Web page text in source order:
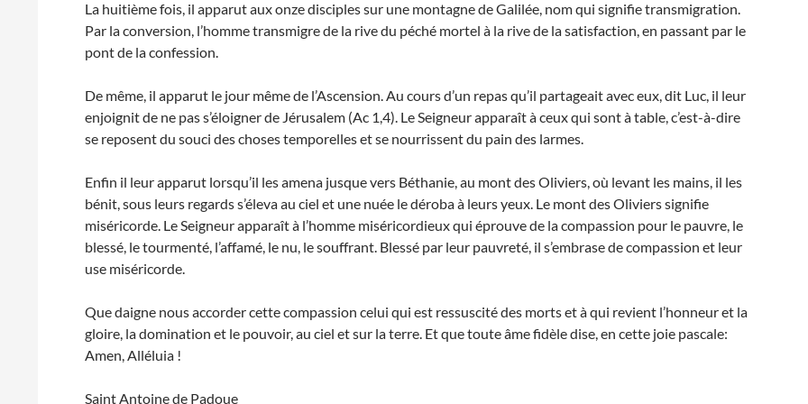
La huitième fois, il apparut aux onze disciples sur une montagne de Galilée, nom qui signifie transmigration.
Par la conversion, l’homme transmigre de la rive du péché mortel à la rive de la satisfaction, en passant par le
pont de la confession.
De même, il apparut le jour même de l’Ascension. Au cours d’un repas qu’il partageait avec eux, dit Luc, il leur
enjoignit de ne pas s’éloigner de Jérusalem (Ac 1,4). Le Seigneur apparaît à ceux qui sont à table, c’est-à-dire
se reposent du souci des choses temporelles et se nourrissent du pain des larmes.
Enfin il leur apparut lorsqu’il les amena jusque vers Béthanie, au mont des Oliviers, où levant les mains, il les
bénit, sous leurs regards s’éleva au ciel et une nuée le déroba à leurs yeux. Le mont des Oliviers signifie
miséricorde. Le Seigneur apparaît à l’homme miséricordieux qui éprouve de la compassion pour le pauvre, le
blessé, le tourmenté, l’affamé, le nu, le souffrant. Blessé par leur pauvreté, il s’embrase de compassion et leur
use miséricorde.
Que daigne nous accorder cette compassion celui qui est ressuscité des morts et à qui revient l’honneur et la
gloire, la domination et le pouvoir, au ciel et sur la terre. Et que toute âme fidèle dise, en cette joie pascale:
Amen, Alléluia !
Saint Antoine de Padoue